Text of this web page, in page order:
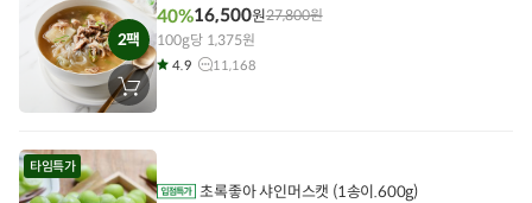
2팩
장
바
에
기
40%16,500원27,800원
100g당 1,375원
4.9 11,168
타임특가
초록좋아 샤인머스캣 (1송이.600g)